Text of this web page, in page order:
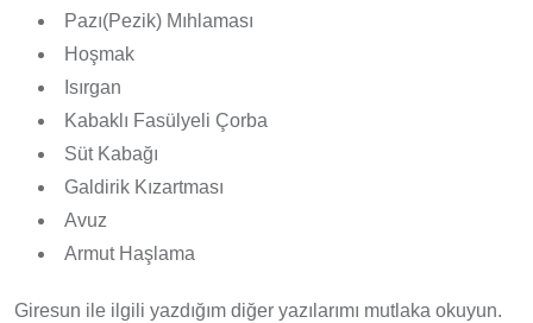
Pazı(Pezik) Mıhlaması
Hoşmak
Isırgan
Kabaklı Fasülyeli Çorba
Süt Kabağı
Galdirik Kızartması
Avuz
Armut Haşlama
Giresun ile ilgili yazdığım diğer yazılarımı mutlaka okuyun.